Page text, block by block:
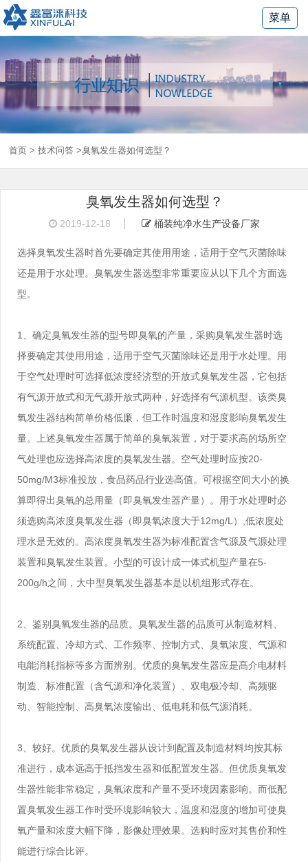
菜单
首页 >技术问答 >臭氧发生器如何选型？
臭氧发生器如何选型？
2019-12-18 桶装纯净水生产设备厂家
选择臭氧发生器时首先要确定其使用用途，适用于空气灭菌除味
还是用于水处理。臭氧发生器选型非常重要应从以下几个方面选
型。
1、确定臭氧发生器的型号即臭氧的产量，采购臭氧发生器时选
择要确定其使用用途，适用于空气灭菌除味还是用于水处理。用
于空气处理时可选择低浓度经济型的开放式臭氧发生器，它包括
有气源开放式和无气源开放式两种，好选择有气源机型。该类臭
氧发生器结构简单价格低廉，但工作时温度和湿度影响臭氧发生
量。上述臭氧发生器属于简单的臭氧装置，对于要求高的场所空
气处理也应选择高浓度的臭氧发生器。空气处理时应按20-
50mg/M3标准投放，食品药品行业选高值。可根据空间大小的换
算即得出臭氧的总用量（即臭氧发生器产量）。用于水处理时必
须选购高浓度臭氧发生器（即臭氧浓度大于12mg/L）,低浓度处
理水是无效的。高浓度臭氧发生器为标准配置含气源及气源处理
装置和臭氧发生装置。小型的可设计成一体式机型产量在5-
200g/h之间，大中型臭氧发生器基本是以机组形式存在。
2、鉴别臭氧发生器的品质。臭氧发生器的品质可从制造材料、
系统配置、冷却方式、工作频率、控制方式、臭氧浓度、气源和
电能消耗指标等多方面辨别。优质的臭氧发生器应是髙介电材料
制造、标准配置（含气源和净化装置）、双电极冷却、高频驱
动、智能控制、高臭氧浓度输出、低电耗和低气源消耗。
3、较好。优质的臭氧发生器从设计到配置及制造材料均按其标
准进行，成本远高于抵挡发生器和低配置发生器。但优质臭氧发
生器性能非常稳定，臭氧浓度和产量不受环境因素影响。而低配
置臭氧发生器工作时受环境影响较大，温度和湿度的增加可使臭
氧产量和浓度大幅下降，影像处理效果。选购时应对其售价和性
能进行综合比评。